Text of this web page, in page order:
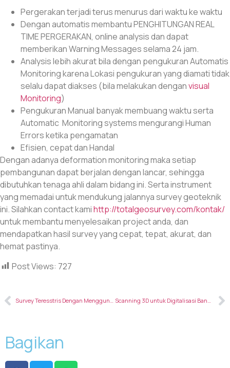
Pergerakan terjadi terus menurus dari waktu ke waktu
Dengan automatis membantu PENGHITUNGAN REAL
TIME PERGERAKAN, online analysis dan dapat
memberikan Warning Messages selama 24 jam.
Analysis lebih akurat bila dengan pengukuran Automatis
Monitoring karena Lokasi pengukuran yang diamati tidak
selalu dapat diakses (bila melakukan denganvisual
Monitoring)
Pengukuran Manual banyak membuang waktu serta
Automatic Monitoring systems mengurangi Human
Errors ketika pengamatan
Efisien, cepat dan Handal
Dengan adanya deformation monitoring maka setiap
pembangunan dapat berjalan dengan lancar, sehingga
dibutuhkan tenaga ahli dalam bidang ini. Serta instrument
yang memadai untuk mendukung jalannya survey geoteknik
ini. Silahkan contact kamihttp://totalgeosurvey.com/kontak/
untuk membantu menyelesaikan project anda, dan
mendapatkan hasil survey yang cepat, tepat, akurat, dan
hemat pastinya.
Post Views: 727
Bagikan